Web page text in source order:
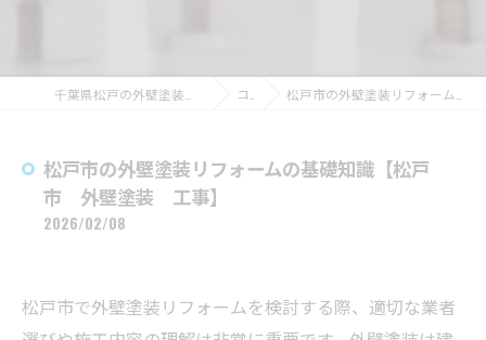
コラム 松戸市の外壁塗装リフォームの基礎知識【松戸市 外壁塗装 工事】
松戸市の外壁塗装リフォームの基礎知識【松戸
市 外壁塗装 工事】
2026/02/08
松戸市で外壁塗装リフォームを検討する際、適切な業者